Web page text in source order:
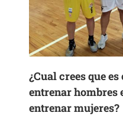
¿Cual crees que
entrenar hombres
entrenar mujeres?